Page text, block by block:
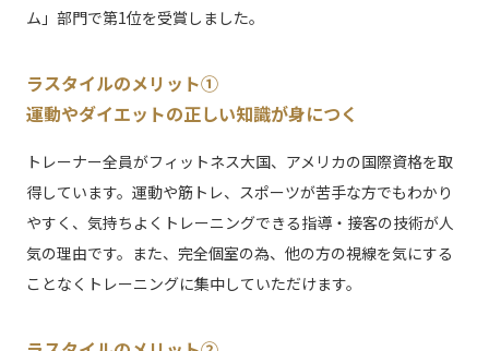
ム」部門で第1位を受賞しました。
ラスタイルのメリット①
運動やダイエットの正しい知識が身につく
トレーナー全員がフィットネス大国、アメリカの国際資格を取
得しています。運動や筋トレ、スポーツが苦手な方でもわかり
やすく、気持ちよくトレーニングできる指導・接客の技術が人
気の理由です。また、完全個室の為、他の方の視線を気にする
ことなくトレーニングに集中していただけます。